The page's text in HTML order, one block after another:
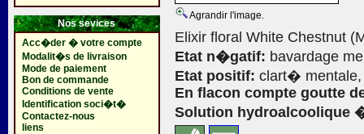
Nos sevices
Acc�der � votre compte
Modalit�s de livraison
Mode de paiement
Bon de commande
Conditions de vente
Identification soci�t�
Contactez-nous
liens
Agrandir l'image.
Elixir floral White Chestnut
Etat n�gatif: bavardage
Etat positif: clart�
En flacon compte goutte
Solution hydroalcoolique